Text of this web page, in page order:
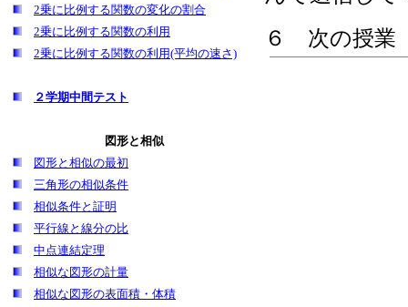
2乗に比例する関数の変化の割合
2乗に比例する関数の利用
2乗に比例する関数の利用(平均の速さ)
２学期中間テスト
図形と相似
図形と相似の最初
三角形の相似条件
相似条件と証明
平行線と線分の比
中点連結定理
相似な図形の計量
相似な図形の表面積・体積
６ 次の授業